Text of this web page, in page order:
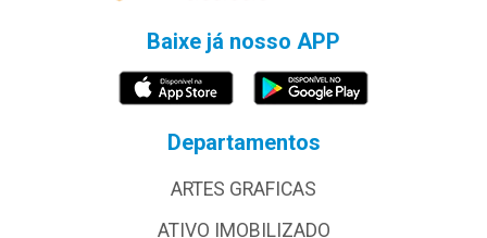
Baixe já nosso APP
Departamentos
ARTES GRAFICAS
ATIVO IMOBILIZADO